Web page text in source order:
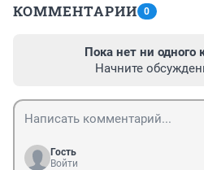
КОММЕНТАРИИ 0
Пока нет ни одного
Начните
Гость
Войти